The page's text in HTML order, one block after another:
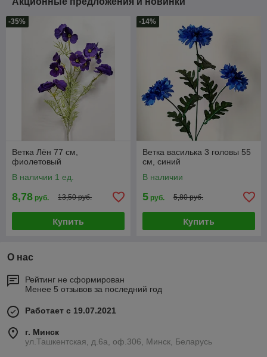
-35%
Ветка Лён 77 см,
фиолетовый
В наличии 1 ед.
8,78 руб. 13,50 руб.
Купить
-14%
Ветка василька 3 головы 55
см, синий
В наличии
5 руб. 5,80 руб.
Купить
О нас
Рейтинг не сформирован
Менее 5 отзывов за последний год
Работает с 19.07.2021
г. Минск
ул.Ташкентская, д.6а, оф.306, Минск, Беларусь